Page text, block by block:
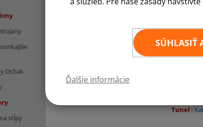
SÚHLASIŤ
Ďalšie informácie
kde je
60× 90 cm
Tunel
Držiak
stĺpy